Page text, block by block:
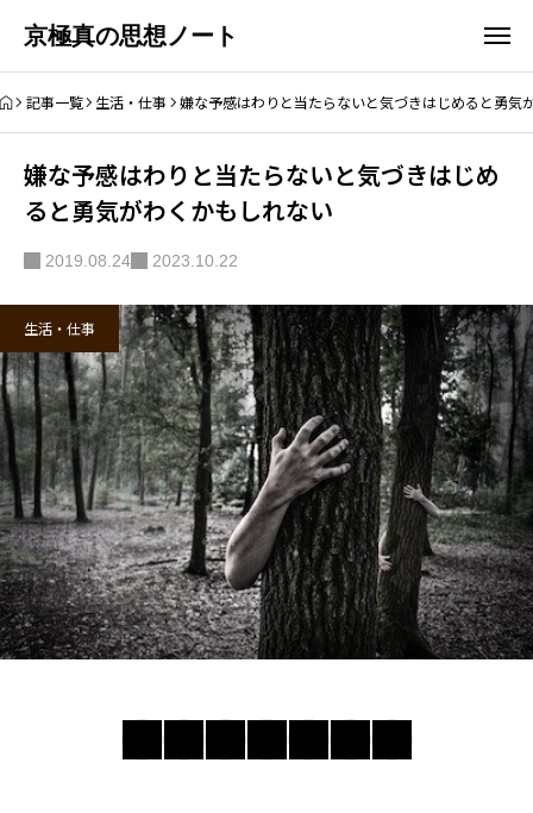
京極真の思想ノート
記事一覧 生活・仕事 嫌な予感はわりと当たらないと気づきはじめると勇気
嫌な予感はわりと当たらないと気づきはじめ
ると勇気がわくかもしれない
2019.08.24 2023.10.22
生活・仕事